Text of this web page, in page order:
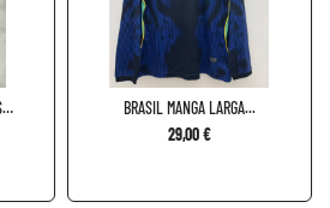
BRASIL MANGA LARGA...
29,00 €